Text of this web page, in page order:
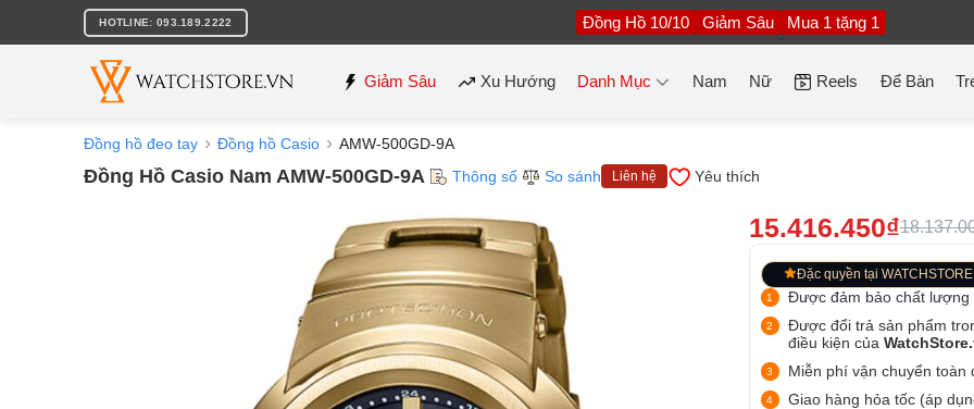
nội
HOTLINE: 093.189.2222 Đồng Hồ 10/10 Giảm Sâu Mua 1 tặng 1
Giảm Sâu Xu Hướng Danh Mục Nam Nữ Reels Để Bàn
Đồng hồ đeo tay Đồng hồ Casio AMW-500GD-9A
Đồng Hồ Casio Nam AMW-500GD-9A Thông số So sánh Liên hệ Yêu thích
15.416.450₫
Đặc quyền tại WATCHSTORE
Được đảm bảo chất lượng
Được đổi trả sản phẩm
điều kiện của
Miễn phí vận chuyển toàn
Giao hàng hỏa tốc (áp